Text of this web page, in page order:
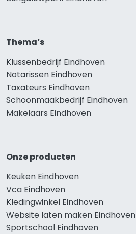
Thema’s
Klussenbedrijf Eindhoven
Notarissen Eindhoven
Taxateurs Eindhoven
Schoonmaakbedrijf Eindhoven
Makelaars Eindhoven
Onze producten
Keuken Eindhoven
Vca Eindhoven
Kledingwinkel Eindhoven
Website laten maken Eindhoven
Sportschool Eindhoven